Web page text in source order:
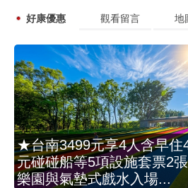
好康優惠 觀看留言 地
★台南3499元享4人含早住
元碰碰船等5項設施套票2
樂園與氣墊式戲水入場...